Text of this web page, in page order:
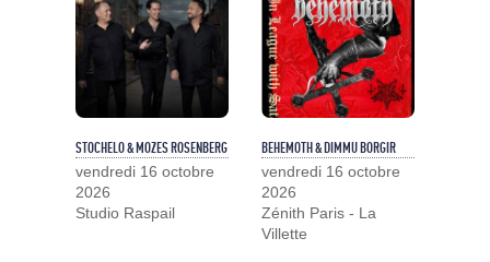
STOCHELO & MOZES ROSENBERG
vendredi 16 octobre
2026
Studio Raspail
BEHEMOTH & DIMMU BORGIR
vendredi 16 octobre
2026
Zénith Paris - La
Villette